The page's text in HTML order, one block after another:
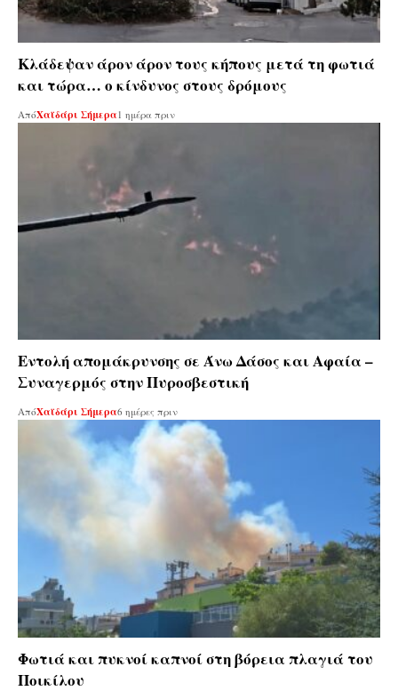
Κλάδεψαν άρον άρον τους κήπους μετά τη φωτιά
και τώρα… ο κίνδυνος στους δρόμους
ΑπόΧαϊδάρι Σήμερα 1 ημέρα πριν
Εντολή απομάκρυνσης σε Άνω Δάσος και Αφαία –
Συναγερμός στην Πυροσβεστική
ΑπόΧαϊδάρι Σήμερα6 ημέρες πριν
Φωτιά και πυκνοί καπνοί στη βόρεια πλαγιά του
Ποικίλου